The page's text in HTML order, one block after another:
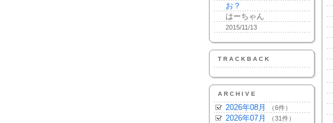
お？
はーちゃん
2015/11/13
TRACKBACK
ARCHIVE
2026年08月 （6件）
2026年07月 （31件）